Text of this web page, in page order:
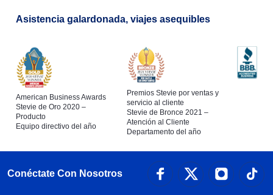
Asistencia galardonada, viajes asequibles
American Business Awards
Stevie de Oro 2020 –
Producto
Equipo directivo del año
Premios Stevie por ventas y
servicio al cliente
Stevie de Bronce 2021 –
Atención al Cliente
Departamento del año
Conéctate Con Nosotros